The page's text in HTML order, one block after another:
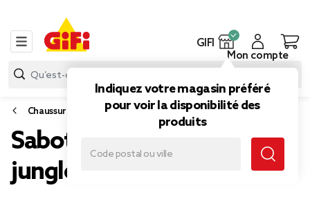
GIFI
Indiquez votre magasin préféré
pour voir la disponibilité des
produits
Mon compte
Chaussures
Sabots Hipps enfant motif
jungle 34/35